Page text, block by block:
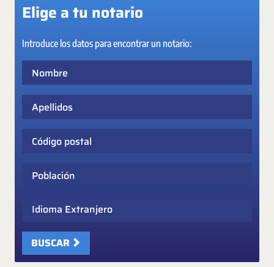
Elige a tu notario
Introduce los datos para encontrar un notario:
Idioma Extranjero
BUSCAR